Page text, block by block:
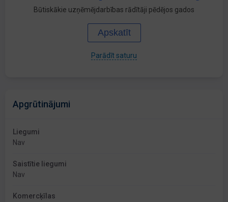
Būtiskākie uzņēmējdarbības rādītāji pēdējos gados
Apskatīt
Parādīt saturu
Apgrūtinājumi
Liegumi
Nav
Saistītie liegumi
Nav
Komercķīlas